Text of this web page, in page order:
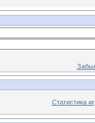
Статистика